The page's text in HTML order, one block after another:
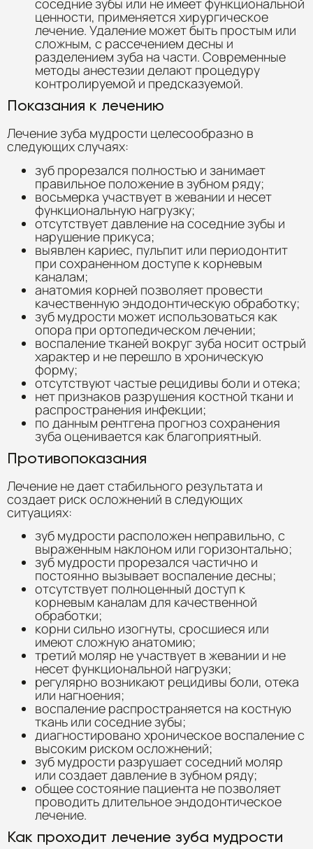
соседние зубы или не имеет функциональной
ценности, применяется хирургическое
лечение. Удаление может быть простым или
сложным, с рассечением десны и
разделением зуба на части. Современные
методы анестезии делают процедуру
контролируемой и предсказуемой.
Показания к лечению
Лечение зуба мудрости целесообразно в
следующих случаях:
зуб прорезался полностью и занимает
правильное положение в зубном ряду;
восьмерка участвует в жевании и несет
функциональную нагрузку;
отсутствует давление на соседние зубы и
нарушение прикуса;
выявлен кариес, пульпит или периодонтит
при сохраненном доступе к корневым
каналам;
анатомия корней позволяет провести
качественную эндодонтическую обработку;
зуб мудрости может использоваться как
опора при ортопедическом лечении;
воспаление тканей вокруг зуба носит острый
характер и не перешло в хроническую
форму;
отсутствуют частые рецидивы боли и отека;
нет признаков разрушения костной ткани и
распространения инфекции;
по данным рентгена прогноз сохранения
зуба оценивается как благоприятный.
Противопоказания
Лечение не дает стабильного результата и
создает риск осложнений в следующих
ситуациях:
зуб мудрости расположен неправильно, с
выраженным наклоном или горизонтально;
зуб мудрости прорезался частично и
постоянно вызывает воспаление десны;
отсутствует полноценный доступ к
корневым каналам для качественной
обработки;
корни сильно изогнуты, сросшиеся или
имеют сложную анатомию;
третий моляр не участвует в жевании и не
несет функциональной нагрузки;
регулярно возникают рецидивы боли, отека
или нагноения;
воспаление распространяется на костную
ткань или соседние зубы;
диагностировано хроническое воспаление с
высоким риском осложнений;
зуб мудрости разрушает соседний моляр
или создает давление в зубном ряду;
общее состояние пациента не позволяет
проводить длительное эндодонтическое
лечение.
Как проходит лечение зуба мудрости